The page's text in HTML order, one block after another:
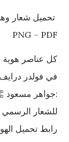
PNG – PDF
في فولدر
:جواهر مسعود
رابط تحميل